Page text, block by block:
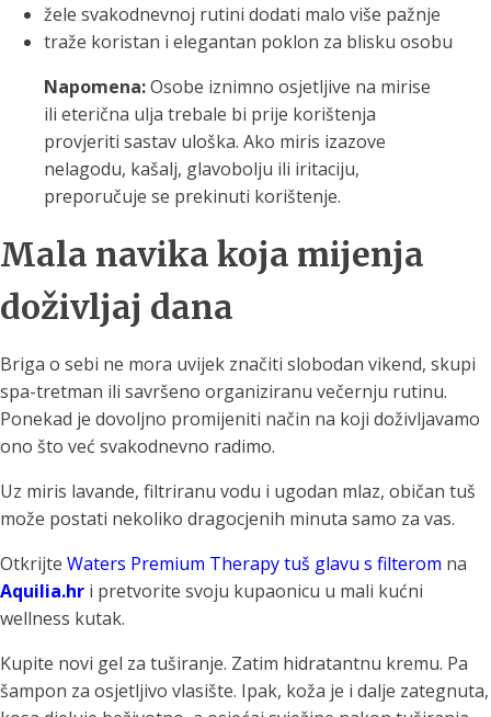
žele svakodnevnoj rutini dodati malo više pažnje
traže koristan i elegantan poklon za blisku osobu
Napomena:Osobe iznimno osjetljive na mirise
ili eterična ulja trebale bi prije korištenja
provjeriti sastav uloška. Ako miris izazove
nelagodu, kašalj, glavobolju ili iritaciju,
preporučuje se prekinuti korištenje.
Mala navika koja mijenja
doživljaj dana
Briga o sebi ne mora uvijek značiti slobodan vikend, skupi
spa-tretman ili savršeno organiziranu večernju rutinu.
Ponekad je dovoljno promijeniti način na koji doživljavamo
ono što već svakodnevno radimo.
Uz miris lavande, filtriranu vodu i ugodan mlaz, običan tuš
može postati nekoliko dragocjenih minuta samo za vas.
Otkrijte Waters Premium Therapy tuš glavu s filterom na
Aquilia.hr i pretvorite svoju kupaonicu u mali kućni
wellness kutak.
Kupite novi gel za tuširanje. Zatim hidratantnu kremu. Pa
šampon za osjetljivo vlasište. Ipak, koža je i dalje zategnuta,